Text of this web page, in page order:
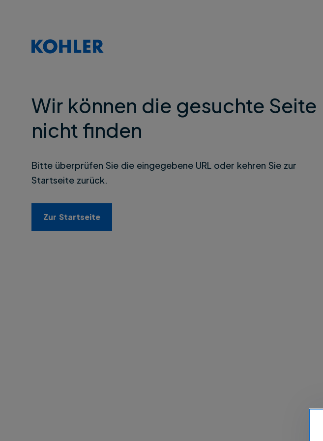
Wir können die gesuchte Seite
nicht finden
Bitte überprüfen Sie die eingegebene URL oder kehren Sie zur
Startseite zurück.
Zur Startseite